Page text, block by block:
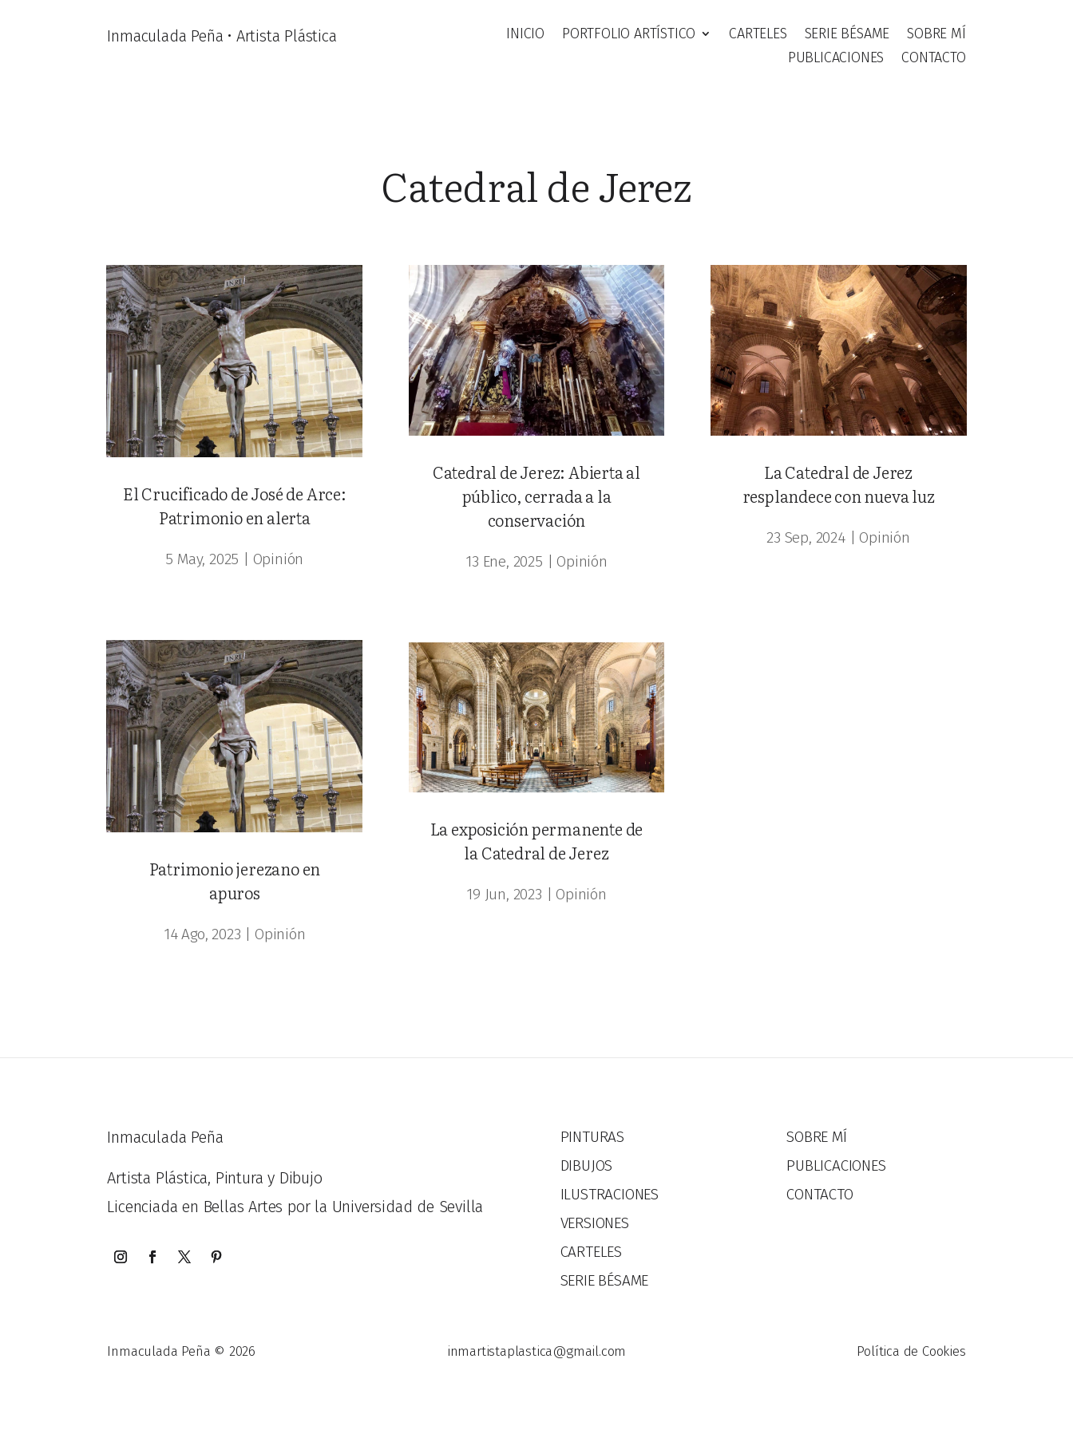
Inmaculada Peña • Artista Plástica INICIO PORTFOLIO ARTÍSTICO CARTELES SERIE BÉSAME
SOBRE MÍ
PUBLICACIONES
CONTACTO
Catedral de Jerez
El Crucificado de José de Arce:
Patrimonio en alerta
5 May, 2025 Opinión
Patrimonio jerezano en
apuros
14 Ago, 2023 Opinión
Catedral de Jerez: Abierta al
público, cerrada a la
conservación
13 Ene, 2025 Opinión
La exposición permanente de
la Catedral de Jerez
19 Jun, 2023 Opinión
La Catedral de Jerez
resplandece con nueva luz
23 Sep, 2024| Opinión
Inmaculada Peña
Artista Plástica, Pintura y Dibujo
Licenciada en Bellas Artes por la Universidad de Sevilla
PINTURAS
DIBUJOS
ILUSTRACIONES
VERSIONES
CARTELES
SERIE BÉSAME
SOBRE MÍ
PUBLICACIONES
CONTACTO
Inmaculada Peña © 2026 inmartistaplastica@gmail.com Política de Cookies